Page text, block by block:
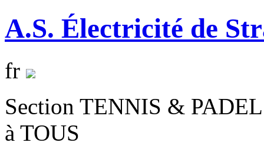
A.S. Électricité de
fr
Section TENNIS &
à TOUS